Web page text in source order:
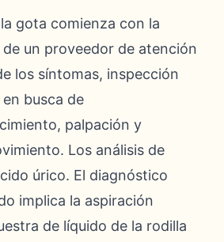
gota comienza con la
un proveedor de atención
los síntomas, inspección
busca de
palpación y
Los análisis de
úrico. El diagnóstico
implica la aspiración
de líquido de la rodilla